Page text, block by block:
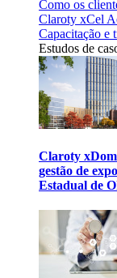
Como os
Claroty xCel
Capacitação e
Estudos de
Claroty
gestão de
Estadual de